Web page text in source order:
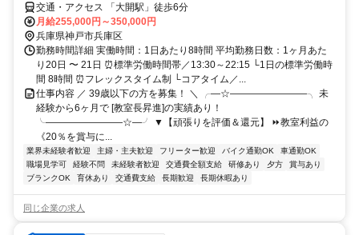
交通・アクセス 「大開駅」徒歩6分
月給255,000円～350,000円
兵庫県神戸市兵庫区
勤務時間詳細 実働時間：1日あたり8時間 平均勤務日数：1ヶ月あた
り20日 〜 21日 ⏰標準労働時間帯／13:30～22:15 └1日の標準労働時
間 8時間 ⏰フレックスタイム制 └コアタイム／...
仕事内容 ／ 39歳以下の方を募集！ ＼ ╭―☆――――――――╮ 未
経験から6ヶ月で [教室長昇進]の実績あり！
╰――――――――☆―╯ ▼【頑張りを評価＆還元】 ⏩教室利益の
《20％を賞与に...
業界未経験者歓迎 主婦・主夫歓迎 フリーター歓迎 バイク通勤OK
車通勤OK
職場見学可
経験不問 未経験者歓迎 交通費全額支給 研修あり 夕方
賞与あり
ブランクOK
育休あり 交通費支給 長期歓迎 長期休暇あり
同じ企業の求人